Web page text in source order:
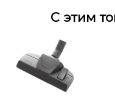
собой
BOX – инжектор,
тяжелеет и
С этим